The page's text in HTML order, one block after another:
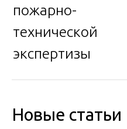
пожарно-
технической
экспертизы
Новые статьи